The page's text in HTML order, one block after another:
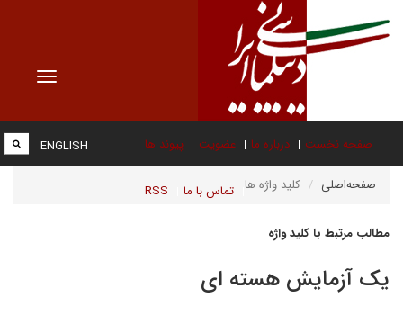
Toggle
صفحه نخست درباره ما عضویت پیوند ها
تماس با ما RSS
ENGLISH
صفحه‌اصلی کلید واژه ها
مطالب مرتبط با کلید واژه
یک آزمایش هسته ای